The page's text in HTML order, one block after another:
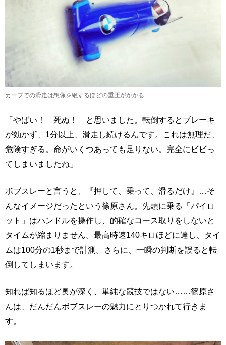
カーブでの滑走は想像を絶するほどの重圧がかかる
「やばい！ 死ぬ！ と思いました。転倒するとブレーキ
が効かず、1分以上、滑走し続けるんです。これは無理だ、
危険すぎる。命がいくつあっても足りない。完全にビビっ
てしまいましたね」
ボブスレーと言うと、『押して、乗って、滑るだけ』…そ
んなイメージだったという篠原さん。先頭に乗る「パイロ
ット」はハンドルを操作し、的確なコース取りをしないと
タイムが縮まりません。最高時速140キロほどに達し、タイ
ムは100分の1秒まで計測。さらに、一瞬の判断を誤ると転
倒してしまいます。
知れば知るほど奥が深く、単純な競技ではない……篠原さ
んは、だんだんボブスレーの魅力にとりつかれて行きま
す。